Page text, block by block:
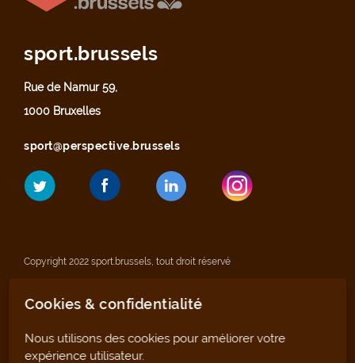
sport.brussels
Rue de Namur 59,
1000 Bruxelles
sport@perspective.brussels
Copyright 2022 sport.brussels, tout droit réservé
Mentions légales
Déclaration de confidentialité
Cookies & confidentialité
Nous utilisons des cookies pour améliorer votre
expérience utilisateur.